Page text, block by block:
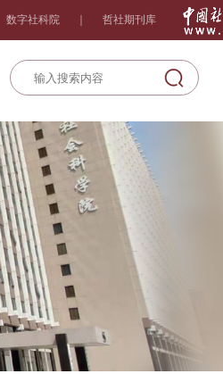
数字社科院 哲社期刊库